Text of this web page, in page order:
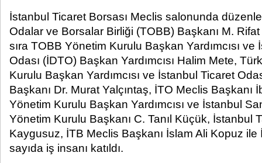
İstanbul Ticaret Borsası Meclis salonunda
Odalar ve Borsalar Birliği (TOBB) Başkanı M. Rifat
sıra TOBB Yönetim Kurulu Başkan Yardımcısı
Odası (İDTO) Başkan Yardımcısı Halim Mete,
Kurulu Başkan Yardımcısı ve İstanbul Ticaret
Başkanı Dr. Murat Yalçıntaş, İTO Meclis Başkanı
Yönetim Kurulu Başkan Yardımcısı ve İstanbul
Yönetim Kurulu Başkanı C. Tanıl Küçük, İstanbul
Kaygusuz, İTB Meclis Başkanı İslam Ali Kopuz
sayıda iş insanı katıldı.